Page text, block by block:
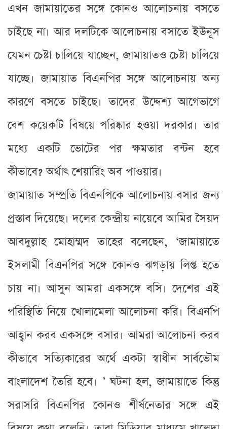
এখন জামায়াতের সঙ্গে কোনও আলোচনায় বসতে
চাইছে না। আর দলটিকে আলোচনায় বসাতে ইউনূস
যেমন চেষ্টা চালিয়ে যাচ্ছেন, জামায়াতও চেষ্টা চালিয়ে
যাচ্ছে। জামায়াত বিএনপির সঙ্গে আলোচনায় অন্য
কারণে বসতে চাইছে। তাদের উদ্দেশ্য আগেভাগে
বেশ কয়েকটি বিষয়ে পরিষ্কার হওয়া দরকার। তার
মধ্যে একটি ভোটের পর ক্ষমতার বন্টন হবে
কীভাবে? অর্থাৎ শেয়ারিং অব পাওয়ার।
জামায়াত সম্প্রতি বিএনপিকে আলোচনায় বসার জন্য
প্রস্তাব দিয়েছে। দলের কেন্দ্রীয় নায়েবে আমির সৈয়দ
আবদুল্লাহ মোহাম্মদ তাহের বলেছেন, ‘জামায়াতে
ইসলামী বিএনপির সঙ্গে কোনও ঝগড়ায় লিপ্ত হতে
চায় না। আসুন আমরা একসঙ্গে বসি। দেশের এই
পরিস্থিতি নিয়ে খোলামেলা আলোচনা করি। বিএনপি
আহ্বান করব একসঙ্গে বসার। আমরা আলোচনা করব
কীভাবে সত্যিকারের অর্থে একটা স্বাধীন সার্বভৌম
বাংলাদেশ তৈরি হবে। ’ ঘটনা হল, জামায়াতে কিন্তু
সরাসরি বিএনপির কোনও শীর্ষনেতার সঙ্গে এই